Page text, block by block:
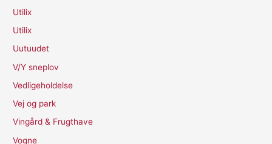
Utilix
Utilix
Uutuudet
V/Y sneplov
Vedligeholdelse
Vej og park
Vingård & Frugthave
Vogne